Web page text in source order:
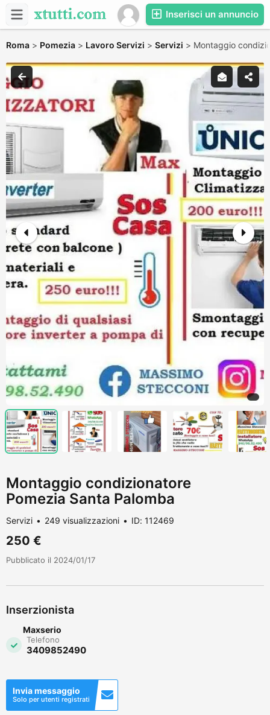
Inserisci un annuncio
Roma > Pomezia > Lavoro Servizi > Servizi > Montaggio
Montaggio condizionatore
Pomezia Santa Palomba
Servizi 249 visualizzazioni ID: 112469
250 €
Pubblicato il 2024/01/17
Inserzionista
Maxserio
Telefono
3409852490
Invia messaggio
Solo per utenti registrati